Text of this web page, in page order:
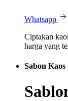
Whatsapp
Ciptakan
harga yang
Sabon